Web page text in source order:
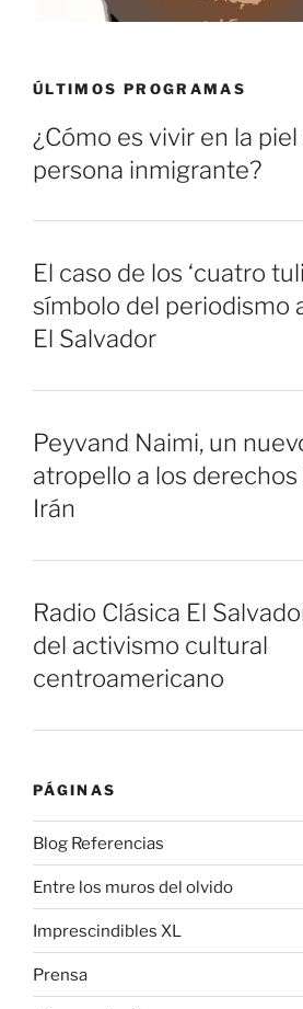
ÚLTIMOS PROGRAMAS
¿Cómo es vivir en la
persona inmigrante?
El caso de los ‘cuatro
símbolo del periodismo
El Salvador
Peyvand Naimi, un
atropello a los
Irán
Radio Clásica El
del activismo cultural
centroamericano
PÁGINAS
Blog Referencias
Entre los muros del olvido
Imprescindibles XL
Prensa